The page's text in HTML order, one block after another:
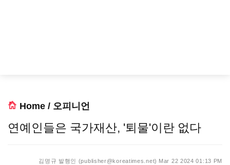
Home / 오피니언
연예인들은 국가재산, '퇴물'이란 없다
김명규 발행인 (publisher@koreatimes.net) Mar 22 2024 01:13 PM